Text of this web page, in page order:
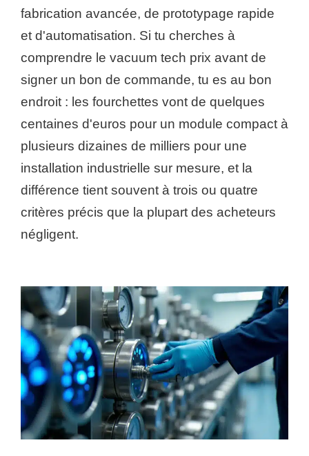
fabrication avancée, de prototypage rapide
et d'automatisation. Si tu cherches à
comprendre le vacuum tech prix avant de
signer un bon de commande, tu es au bon
endroit : les fourchettes vont de quelques
centaines d'euros pour un module compact à
plusieurs dizaines de milliers pour une
installation industrielle sur mesure, et la
différence tient souvent à trois ou quatre
critères précis que la plupart des acheteurs
négligent.